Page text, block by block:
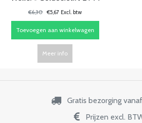
€6,30 €5,67 Excl. btw
Toevoegen aan winkelwagen
Meer info
Gratis bezorging
Prijzen excl.